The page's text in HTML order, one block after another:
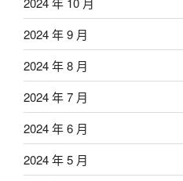
2024 年 9 月
2024 年 8 月
2024 年 7 月
2024 年 6 月
2024 年 5 月